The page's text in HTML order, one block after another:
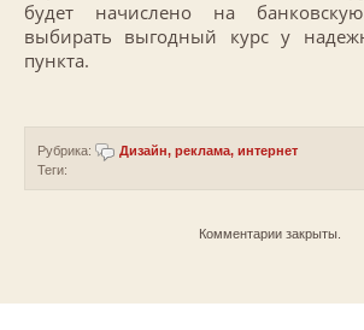
будет начислено на
выбирать выгодный курс у
пункта.
Рубрика:
Дизайн, реклама, интернет
Теги:
Комментарии закрыты.